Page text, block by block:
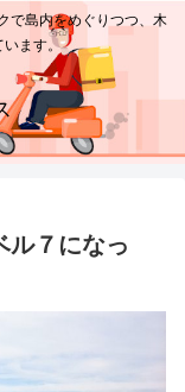
で島内をめぐりつつ、木
います。
ル７になっ